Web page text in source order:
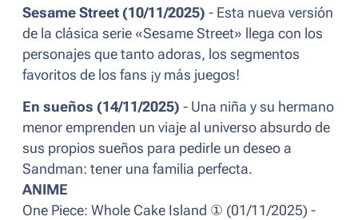
Sesame Street (10/11/2025) - Esta nueva versión
de la clásica serie «Sesame Street» llega con los
personajes que tanto adoras, los segmentos
favoritos de los fans ¡y más juegos!
En sueños (14/11/2025) - Una niña y su hermano
menor emprenden un viaje al universo absurdo de
sus propios sueños para pedirle un deseo a
Sandman: tener una familia perfecta.
ANIME
One Piece: Whole Cake Island ① (01/11/2025) -